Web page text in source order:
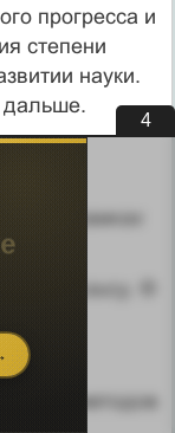
прогресса и
сте­пени
науки.
дальше.
в рамках
к кризису, ®
методов
3